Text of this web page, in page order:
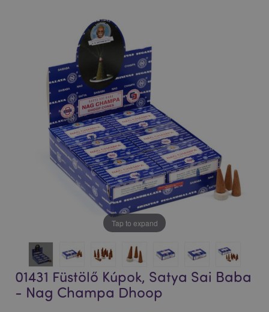
Tap to expand
01431 Füstölő Kúpok, Satya Sai Baba
- Nag Champa Dhoop